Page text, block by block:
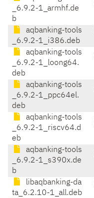
_6.9.2-1_armhf.de
b
aqbanking-tools
_6.9.2-1_i386.deb
aqbanking-tools
_6.9.2-1_loong64.
deb
aqbanking-tools
_6.9.2-1_ppc64el.
deb
aqbanking-tools
_6.9.2-1_riscv64.d
eb
aqbanking-tools
_6.9.2-1_s390x.de
b
libaqbanking-da
ta_6.2.10-1_all.deb